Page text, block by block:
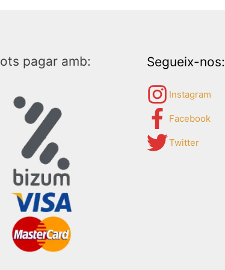
pagar amb: Segueix-nos:
Instagram
Facebook
Twitter